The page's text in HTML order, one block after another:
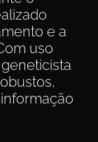
e a
uso